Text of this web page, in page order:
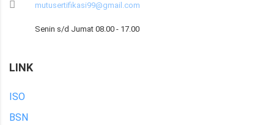
mutusertifikasi99@gmail.com
Senin s/d Jumat 08.00 - 17.00
LINK
ISO
BSN